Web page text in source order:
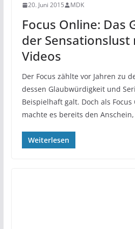
20. Juni 2015 MDK
Focus Online: Das
der
Videos
Der Focus zählte vor Jahren zu
dessen Glaubwürdigkeit und
Beispielhaft galt. Doch als
machte es bereits den Anschein,
Weiterlesen